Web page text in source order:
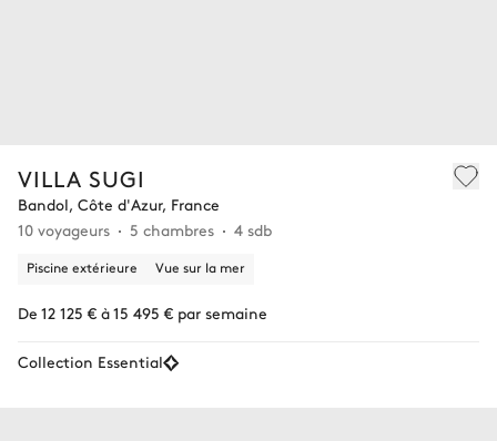
VILLA SUGI
Bandol, Côte d'Azur, France
10 voyageurs
5 chambres 4 sdb
Piscine extérieure Vue sur la mer
De 12 125 € à 15 495 € par semaine
Collection Essential